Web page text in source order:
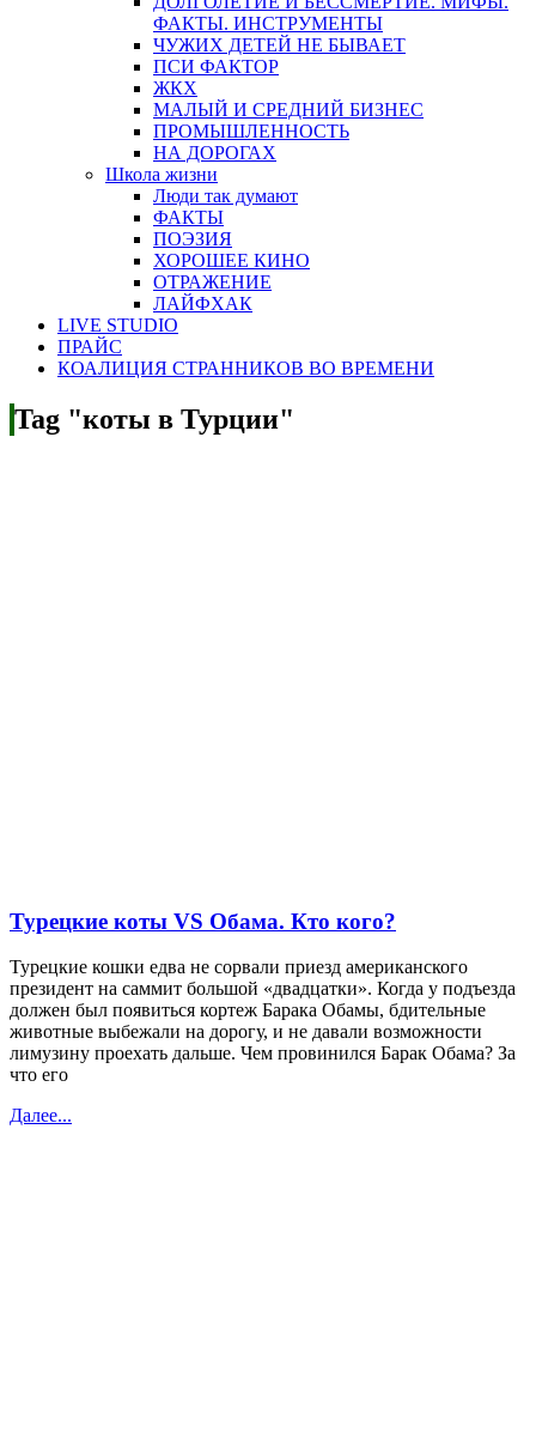
ФАКТЫ. ИНСТРУМЕНТЫ
ЧУЖИХ ДЕТЕЙ НЕ БЫВАЕТ
ПСИ ФАКТОР
ЖКХ
МАЛЫЙ И СРЕДНИЙ БИЗНЕС
ПРОМЫШЛЕННОСТЬ
НА ДОРОГАХ
Школа жизни
Люди так думают
ФАКТЫ
ПОЭЗИЯ
ХОРОШЕЕ КИНО
ОТРАЖЕНИЕ
ЛАЙФХАК
LIVE STUDIO
ПРАЙС
КОАЛИЦИЯ СТРАННИКОВ ВО ВРЕМЕНИ
Tag "коты в Турции"
Турецкие коты VS Обама. Кто кого?
Турецкие кошки едва не сорвали приезд американского
президент на саммит большой «двадцатки». Когда у подъезда
должен был появиться кортеж Барака Обамы, бдительные
животные выбежали на дорогу, и не давали возможности
лимузину проехать дальше. Чем провинился Барак Обама? За
что его
Далее...